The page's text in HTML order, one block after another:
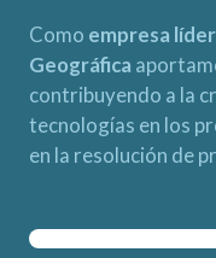
Como empresa
Geográfica
contribuyendo a la
tecnologías en los
en la resolución de